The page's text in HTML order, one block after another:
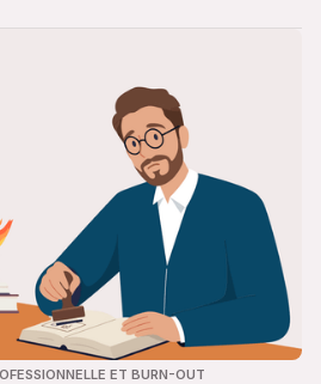
ET BURN-OUT